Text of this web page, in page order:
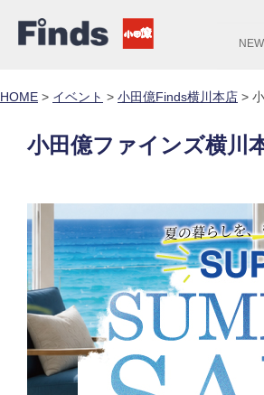
HOME > イベント > 小田億Finds横川本店 >
小田億ファインズ横